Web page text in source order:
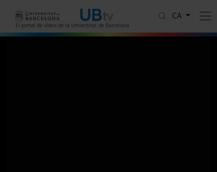
El portal de vídeo de la Universitat de Barcelona
CA